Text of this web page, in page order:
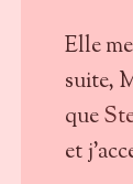
Elle
suite,
que
et